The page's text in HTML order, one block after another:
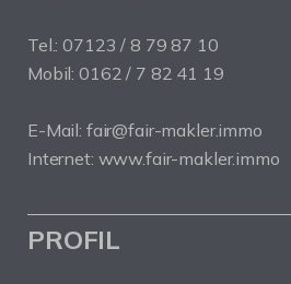
Tel.: 07123 / 8 79 87 10
Mobil: 0162 / 7 82 41 19
E-Mail: fair@fair-makler.immo
Internet: www.fair-makler.immo
PROFIL